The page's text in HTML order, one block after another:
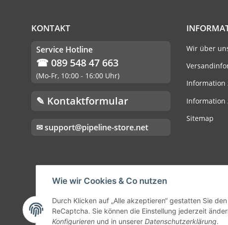
Wie wir Cookies & Co nutzen
Durch Klicken auf „Alle akzeptieren“ gestatten Sie
ReCaptcha. Sie können die Einstellung jederzeit
Konfigurieren und in unserer Datenschutzerklärung.
KONTAKT
Service Hotline
☎ 089 548 47 663
(Mo-Fr, 10:00 - 16:00 Uhr)
✎ Kontaktformular
✉ support@pipeline-store.net
Wir über
Information
Information
Sitemap